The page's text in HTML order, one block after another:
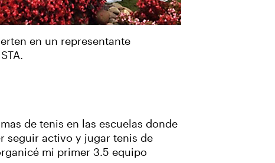
en un representante
de tenis en las escuelas donde
seguir activo y jugar tenis de
mi primer 3.5 equipo